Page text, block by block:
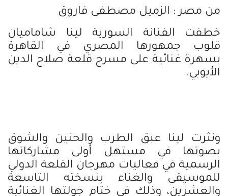
من مصر : الزميل مصطفى فاروق
خطفت الفنانة السورية لينا شاماميان
قلوب جمهورها المصري في القاهرة
بسهرة غنائية على مسرح قلعة صلاح الدين
الأيوبي.
ونثرت لينا عبق الطرب والحنين والشوق
بصوتها في مستهل أولى مشاركاتها
الرسمية في فعاليات مهرجان القلعة الدولي
للموسيقى والغناء بنسخته التاسعة
والعشرين، وذلك في ختام جولتها الغنائية